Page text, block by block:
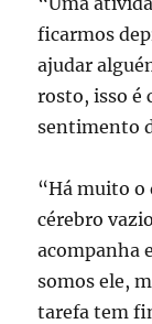
ficarmos
ajudar
rosto, isso é
sentimento
“Há muito o
cérebro
acompanha
somos ele,
tarefa tem